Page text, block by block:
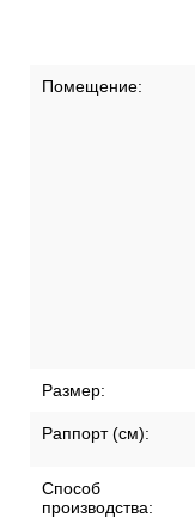
Помещение:
Размер:
Раппорт (см):
Способ
производства: